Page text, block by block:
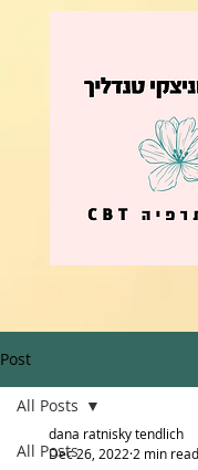
Post
All Posts
All Posts
dana ratnisky tendlich
Dec 26, 2022 2 min read